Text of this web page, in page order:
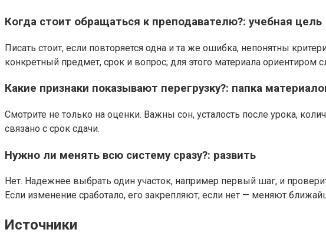
Когда стоит обращаться к преподавателю?: учебная цель
Писать стоит, если повторяется одна и та же ошибка, непонятны
конкретный предмет, срок и вопрос; для этого материала ориентиром
Какие признаки показывают перегрузку?: папка
Смотрите не только на оценки. Важны сон, усталость после урока,
связано с срок сдачи.
Нужно ли менять всю систему сразу?: развить
Нет. Надежнее выбрать один участок, например первый шаг, и
Если изменение сработало, его закрепляют; если нет — меняют
Источники